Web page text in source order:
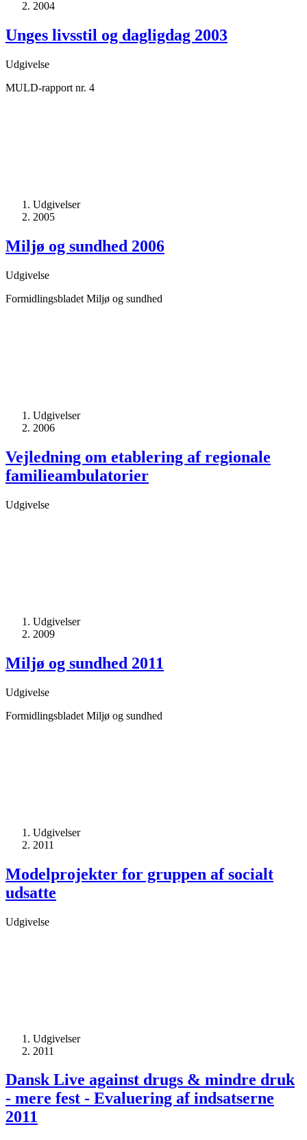
2004
Unges livsstil og dagligdag 2003
Udgivelse
MULD-rapport nr. 4
Udgivelser
2005
Miljø og sundhed 2006
Udgivelse
Formidlingsbladet Miljø og sundhed
Udgivelser
2006
Vejledning om etablering af regionale
familieambulatorier
Udgivelse
Udgivelser
2009
Miljø og sundhed 2011
Udgivelse
Formidlingsbladet Miljø og sundhed
Udgivelser
2011
Modelprojekter for gruppen af socialt
udsatte
Udgivelse
Udgivelser
2011
Dansk Live against drugs & mindre druk
- mere fest - Evaluering af indsatserne
2011